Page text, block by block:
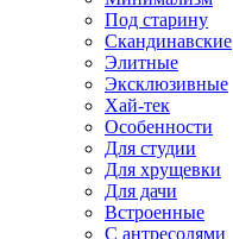
Под старину
Скандинавские
Элитные
Эксклюзивные
Хай-тек
Особенности
Для студии
Для хрущевки
Для дачи
Встроенные
С антресолями